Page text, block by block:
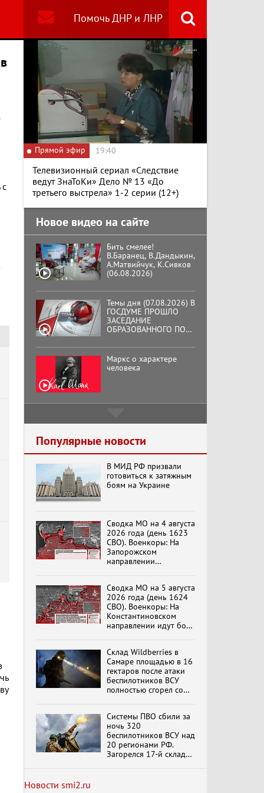
Помочь ДНР и ЛНР
с
Прямой эфир 19:40
Телевизионный сериал «Следствие
ведут ЗнаТоКи» Дело № 13 «До
третьего выстрела» 1-2 серии (12+)
Новое видео на сайте
Специальный репортаж
«Изменимся или
вымрем»
К ГРАЖДАНАМ
РОССИИ! Обращение
Г.А. Зюганова,
КПРФ Руководителя
фракции КПРФ в
Государственной Думе
РФ (28.07.2026)
Документальный
фильм "Империализм и
террор"
Бить смелее!
В.Баранец, В.Дандыкин,
А.Матвийчук, К.Сивков
(06.08.2026)
Темы дня (07.08.2026) В
ГОСДУМЕ ПРОШЛО
ЗАСЕДАНИЕ
ОБРАЗОВАННОГО ПО
ОБЩЕСТВЕННОГО
КОМИТЕТА ЗА
ОСВОБОЖДЕНИЕ
ПРЕЗИДЕНТА
Маркс о характере
человека
кооператор
Хук слева: «Что и
требовалось доказать!»
(07.08.2026)
Бренды Советской
эпохи "Гжель"
Специальный репортаж
«Изменимся или
вымрем»
РОССИИ! Обращение
Г.А. Зюганова,
Председателя ЦК
КПРФ Руководителя
фракции КПРФ в
Государственной Думе
Документальный
террор"
Бить смелее!
В.Баранец, В.Дандыкин,
Популярные новости
В МИД РФ призвали
готовиться к затяжным
боям на Украине
Сводка МО на 4 августа
2026 года (день 1623
СВО). Военкоры: На
Запорожском
направлении
Степногорска
Сводка МО на 5 августа
2026 года (день 1624
СВО). Военкоры: На
Константиновском
направлении идут бои
Склад Wildberries в
Самаре площадью в 16
гектаров после атаки
беспилотников ВСУ
полностью сгорел со
Системы ПВО сбили за
ночь 320
беспилотников ВСУ над
20 регионами РФ.
Загорелся 17-й склад
Новости smi2.ru